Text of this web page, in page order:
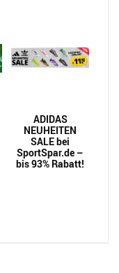
ADIDAS
NEUHEITEN
SALE bei
SportSpar.de –
bis 93% Rabatt!